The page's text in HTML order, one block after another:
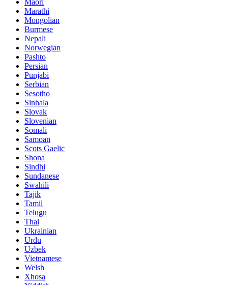
Maori
Marathi
Mongolian
Burmese
Nepali
Norwegian
Pashto
Persian
Punjabi
Serbian
Sesotho
Sinhala
Slovak
Slovenian
Somali
Samoan
Scots Gaelic
Shona
Sindhi
Sundanese
Swahili
Tajik
Tamil
Telugu
Thai
Ukrainian
Urdu
Uzbek
Vietnamese
Welsh
Xhosa